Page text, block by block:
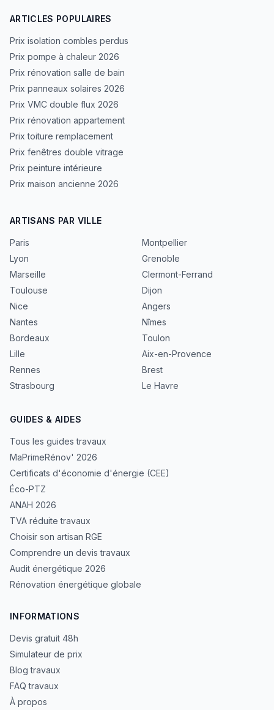
ARTICLES POPULAIRES
Prix isolation combles perdus
Prix pompe à chaleur 2026
Prix rénovation salle de bain
Prix panneaux solaires 2026
Prix VMC double flux 2026
Prix rénovation appartement
Prix toiture remplacement
Prix fenêtres double vitrage
Prix peinture intérieure
Prix maison ancienne 2026
ARTISANS PAR VILLE
Paris
Lyon
Marseille
Toulouse
Nice
Nantes
Bordeaux
Lille
Rennes
Strasbourg
Montpellier
Grenoble
Clermont-Ferrand
Dijon
Angers
Nîmes
Toulon
Aix-en-Provence
Brest
Le Havre
GUIDES & AIDES
Tous les guides travaux
MaPrimeRénov' 2026
Certificats d'économie d'énergie (CEE)
Éco-PTZ
ANAH 2026
TVA réduite travaux
Choisir son artisan RGE
Comprendre un devis travaux
Audit énergétique 2026
Rénovation énergétique globale
INFORMATIONS
Devis gratuit 48h
Simulateur de prix
Blog travaux
FAQ travaux
À propos